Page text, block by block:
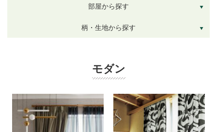
部屋から探す
柄・生地から探す
モダン